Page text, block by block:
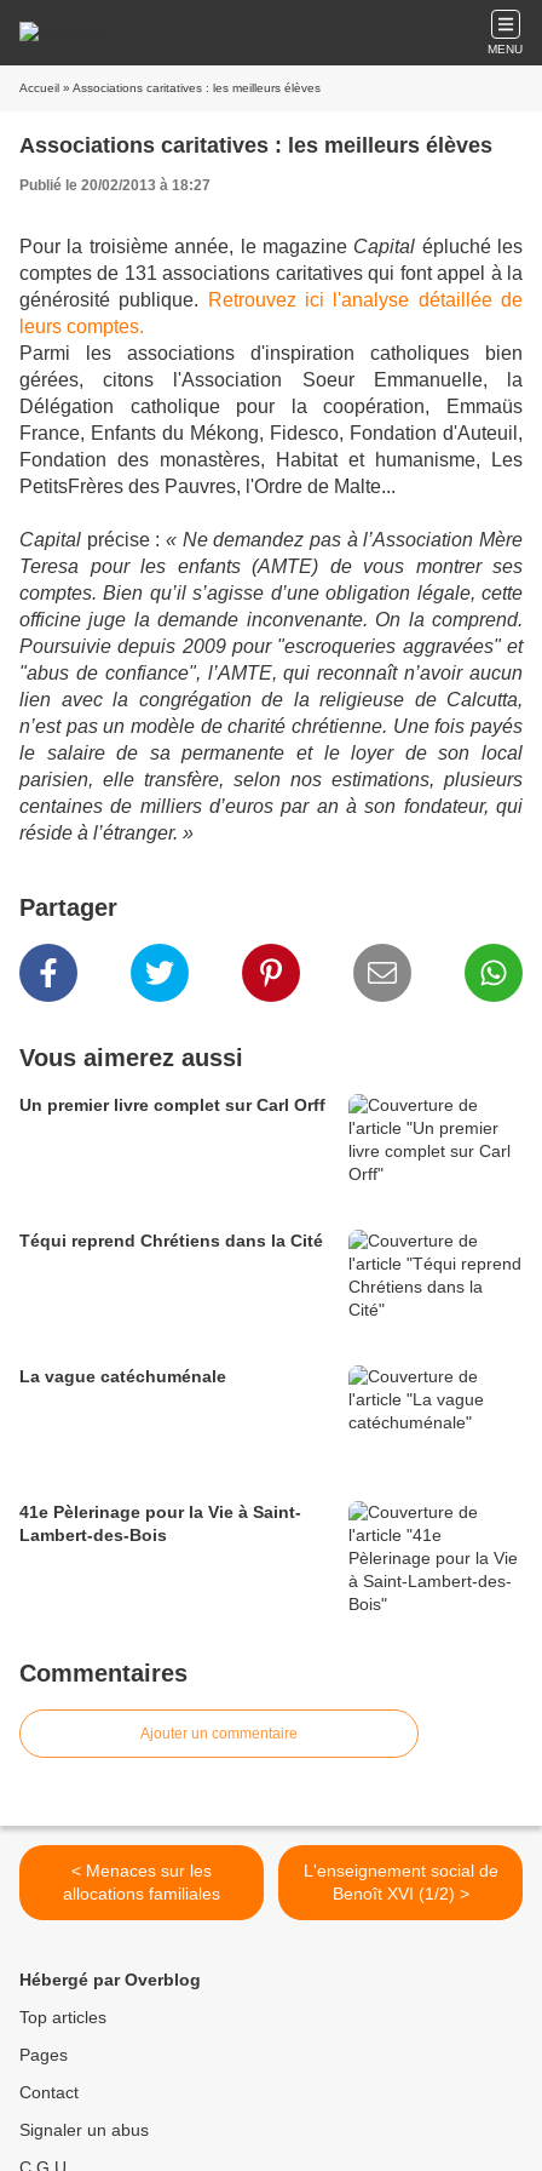
MENU
Accueil » Associations caritatives : les meilleurs élèves
Associations caritatives : les meilleurs élèves
Publié le 20/02/2013 à 18:27
Pour la troisième année, le magazine Capital épluché les
comptes de 131 associations caritatives qui font appel à la
générosité publique.
Retrouvez ici l'analyse détaillée de
leurs comptes.
Parmi les associations d'inspiration catholiques bien
gérées, citons l'Association Soeur Emmanuelle, la
Délégation catholique pour la coopération, Emmaüs
France, Enfants du Mékong, Fidesco, Fondation d'Auteuil,
Fondation des monastères, Habitat et humanisme, Les
PetitsFrères des Pauvres, l'Ordre de Malte...
Capital précise : « Ne demandez pas à l’Association Mère
Teresa pour les enfants (AMTE) de vous montrer ses
comptes. Bien qu’il s’agisse d’une obligation légale, cette
officine juge la demande inconvenante. On la comprend.
Poursuivie depuis 2009 pour "escroqueries aggravées" et
"abus de confiance", l’AMTE, qui reconnaît n’avoir aucun
lien avec la congrégation de la religieuse de Calcutta,
n’est pas un modèle de charité chrétienne. Une fois payés
le salaire de sa permanente et le loyer de son local
parisien, elle transfère, selon nos estimations, plusieurs
centaines de milliers d’euros par an à son fondateur, qui
réside à l’étranger. »
Partager
Vous aimerez aussi
Un premier livre complet sur Carl Orff
Téqui reprend Chrétiens dans la Cité
La vague catéchuménale
41e Pèlerinage pour la Vie à Saint-
Lambert-des-Bois
Commentaires
Ajouter un commentaire
< Menaces sur les
allocations familiales
L'enseignement social de
Benoît XVI (1/2) >
Hébergé par Overblog
Top articles
Pages
Contact
Signaler un abus